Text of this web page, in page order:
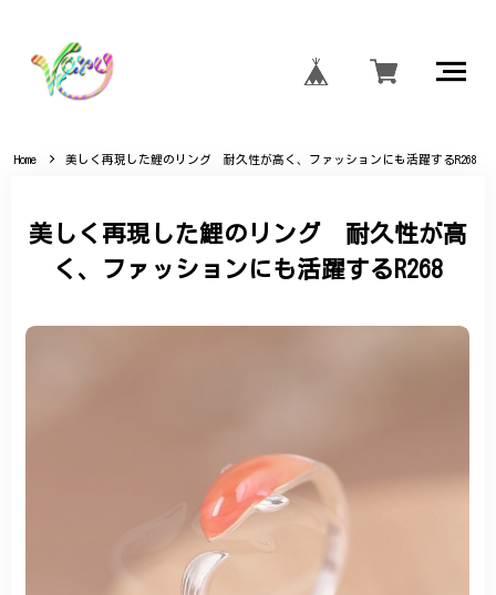
Home 美しく再現した鯉のリング 耐久性が高く、ファッションにも活躍するR268
美しく再現した鯉のリング 耐久性が高
く、ファッションにも活躍するR268